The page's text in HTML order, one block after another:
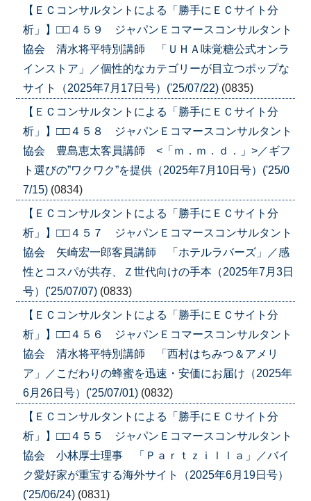
【ＥＣコンサルタントによる「勝手にＥＣサイト分
析」】□□４５９ ジャパンＥコマースコンサルタント
協会 清水将平特別講師 「ＵＨＡ味覚糖公式オンラ
インストア」／個性的なカテゴリーが目立つポップな
サイト（2025年7月17日号）('25/07/22) (0835)
【ＥＣコンサルタントによる「勝手にＥＣサイト分
析」】□□４５８ ジャパンＥコマースコンサルタント
協会 豊島恵太客員講師 <「ｍ．ｍ．ｄ．」>／ギフ
ト選びの”ワクワク”を提供（2025年7月10日号）('25/0
7/15) (0834)
【ＥＣコンサルタントによる「勝手にＥＣサイト分
析」】□□４５７ ジャパンＥコマースコンサルタント
協会 矢崎宏一郎客員講師 「ホテルラバーズ」／感
性とコスパが共存、Ｚ世代向けの手本（2025年7月3日
号）('25/07/07) (0833)
【ＥＣコンサルタントによる「勝手にＥＣサイト分
析」】□□４５６ ジャパンＥコマースコンサルタント
協会 清水将平特別講師 「西村はちみつ＆アメリ
ア」／こだわりの蜂蜜を迅速・安価にお届け（2025年
6月26日号）('25/07/01) (0832)
【ＥＣコンサルタントによる「勝手にＥＣサイト分
析」】□□４５５ ジャパンＥコマースコンサルタント
協会 小林厚士理事 「Ｐａｒｔｚｉｌｌａ」／バイ
ク愛好家が重宝する海外サイト（2025年6月19日号）
('25/06/24) (0831)